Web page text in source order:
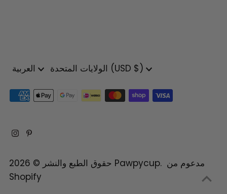
Pawpycup. مدعوم من
Shopify
الولايات المتحدة (USD $)